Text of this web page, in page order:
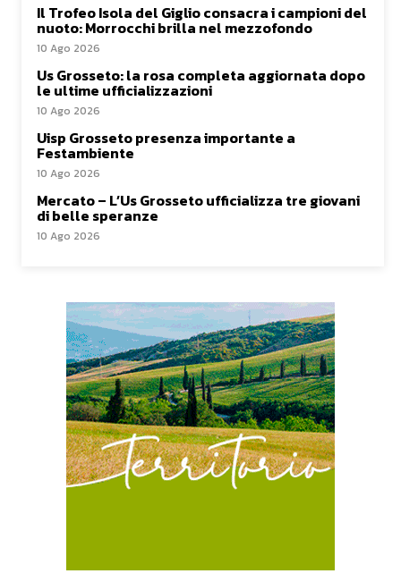
Il Trofeo Isola del Giglio consacra i campioni del
nuoto: Morrocchi brilla nel mezzofondo
10 Ago 2026
Us Grosseto: la rosa completa aggiornata dopo
le ultime ufficializzazioni
10 Ago 2026
Uisp Grosseto presenza importante a
Festambiente
10 Ago 2026
Mercato – L’Us Grosseto ufficializza tre giovani
di belle speranze
10 Ago 2026